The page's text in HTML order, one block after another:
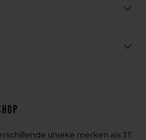
unieke merken als 3T